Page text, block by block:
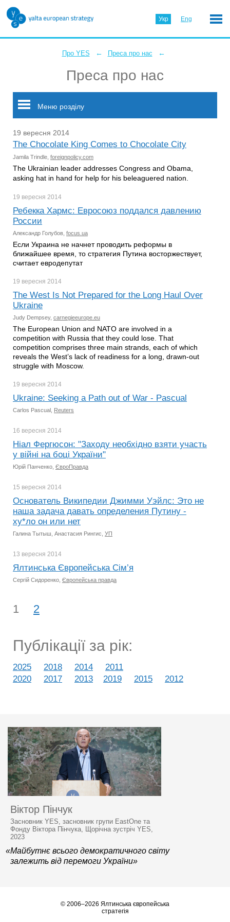
Укр Eng
Про YES ← Преса про нас ←
Преса про нас
Меню розділу
19 вересня 2014
The Chocolate King Comes to Chocolate City
Jamila Trindle, foreignpolicy.com
The Ukrainian leader addresses Congress and Obama,
asking hat in hand for help for his beleaguered nation.
19 вересня 2014
Ребекка Хармс: Евросоюз поддался давлению
России
Александр Голубов, focus.ua
Если Украина не начнет проводить реформы в
ближайшее время, то стратегия Путина восторжествует,
считает евродепутат
19 вересня 2014
The West Is Not Prepared for the Long Haul Over
Ukraine
Judy Dempsey, carnegieeurope.eu
The European Union and NATO are involved in a
competition with Russia that they could lose. That
competition comprises three main strands, each of which
reveals the West’s lack of readiness for a long, drawn-out
struggle with Moscow.
19 вересня 2014
Ukraine: Seeking a Path out of War - Pascual
Carlos Pascual, Reuters
16 вересня 2014
Ніал Фергюсон: "Заходу необхідно взяти участь
у війні на боці України"
Юрій Панченко, ЄвроПравда
15 вересня 2014
Основатель Википедии Джимми Уэйлс: Это не
наша задача давать определения Путину -
ху*ло он или нет
Галина Тытыш, Анастасия Рингис, УП
13 вересня 2014
Ялтинська Європейська Сім’я
Сергій Сидоренко, Європейська правда
1 2
Публікації за рік:
2025 2018 2014
2011
2020
2017 2013 2019 2015 2012
Віктор Пінчук
Засновник YES, засновник групи EastOne та
Фонду Віктора Пінчука, Щорічна зустріч YES,
2023
«Майбутнє всього демократичного світу
залежить від перемоги України»
© 2006–2026 Ялтинська європейська
стратегія